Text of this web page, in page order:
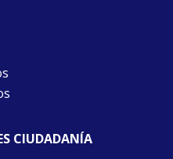
CIUDADANÍA